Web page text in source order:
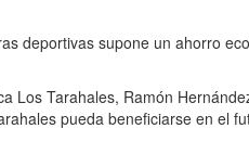
deportivas supone un ahorro
Los Tarahales, Ramón
pueda beneficiarse en el